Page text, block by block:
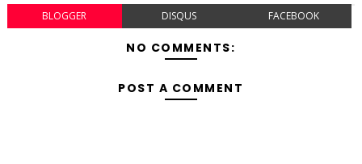
BLOGGER DISQUS FACEBOOK
NO COMMENTS:
POST A COMMENT